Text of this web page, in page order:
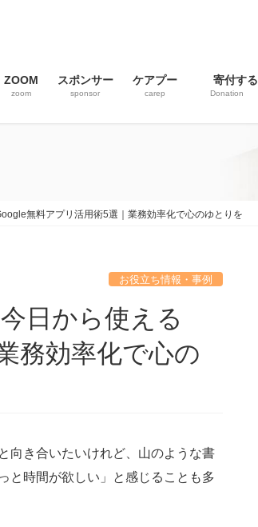
ZOOM
zoom
スポンサー
sponsor
ケアプー
carep
寄付する
Donation
無料アプリ活用術5選｜業務効率化で心のゆとりを
お役立ち情報・事例
日から使える
務効率化で心の
向き合いたいけれど、山のような書
と時間が欲しい」と感じることも多